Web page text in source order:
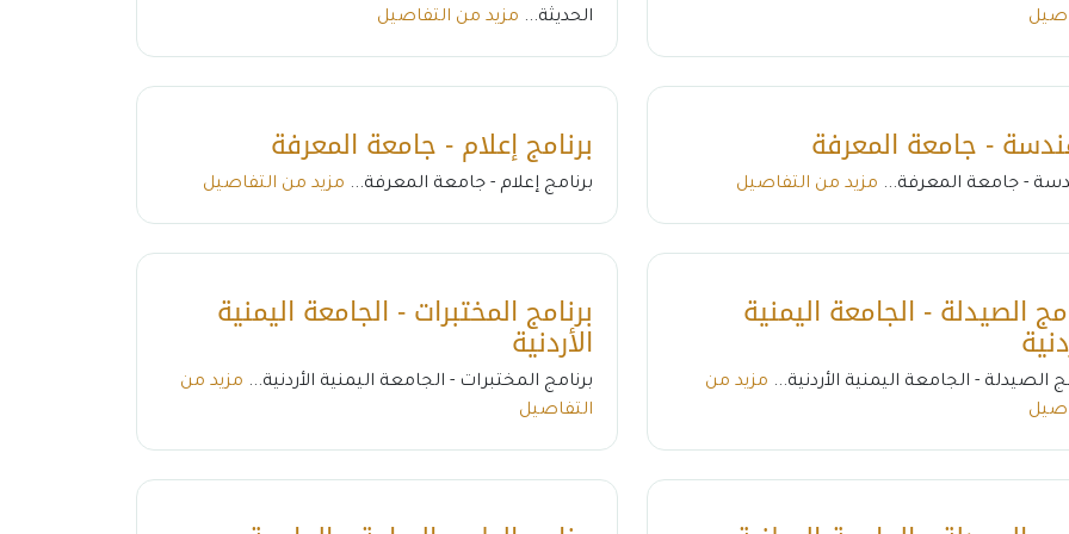
الحديثة... مزيد من التفاصيل
- جامعة المعرفة
- جامعة المعرفة... مزيد من التفاصيل
برنامج إعلام - جامعة المعرفة
برنامج إعلام - جامعة المعرفة... مزيد من التفاصيل
الصيدلة - الجامعة اليمنية
الصيدلة - الجامعة اليمنية الأردنية... مزيد من
برنامج المختبرات - الجامعة اليمنية
الأردنية
برنامج المختبرات - الجامعة اليمنية الأردنية... مزيد من
التفاصيل